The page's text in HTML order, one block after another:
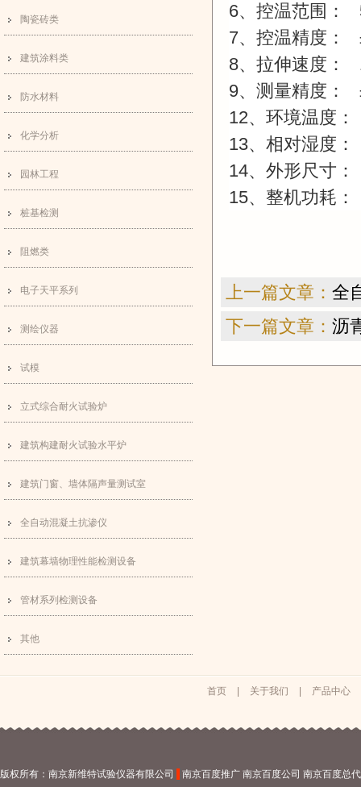
陶瓷砖类
建筑涂料类
防水材料
化学分析
园林工程
桩基检测
阻燃类
电子天平系列
测绘仪器
试模
立式综合耐火试验炉
建筑构建耐火试验水平炉
建筑门窗、墙体隔声量测试室
全自动混凝土抗渗仪
建筑幕墙物理性能检测设备
管材系列检测设备
其他
6、控温范围：
7、控温精度：
8、拉伸速度：
9、测量精度：
12、环境温度：
13、相对湿度：
14、外形尺寸：
15、整机功耗：
上一篇文章： 全
下一篇文章： 沥
首页 关于我们 产品中心
版权所有：南京新维特试验仪器有限公司 南京百度推广 南京百度公司 南京百度总